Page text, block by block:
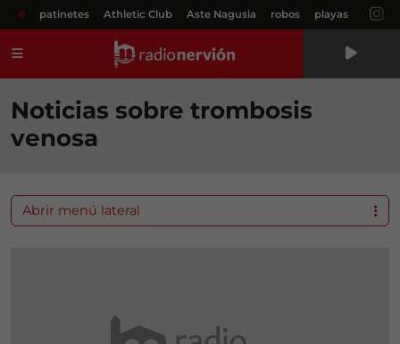
# patinetes Athletic Club Aste Nagusia robos playas
Noticias sobre trombosis
venosa
Abrir menú lateral